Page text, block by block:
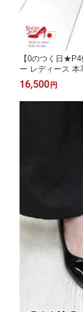
【0のつく日
ー レディース
くない 軽量 日本
16,500円